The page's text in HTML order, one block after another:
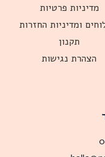
מדיניות פרטיות
ומדיניות החזרות
תקנון
הצהרת נגישות